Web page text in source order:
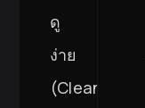
ดู
ง่าย
(Clean